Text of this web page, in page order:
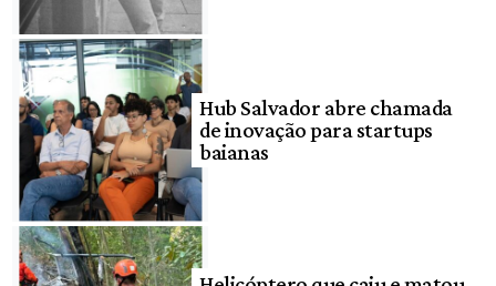
Hub Salvador abre chamada
de inovação para startups
baianas